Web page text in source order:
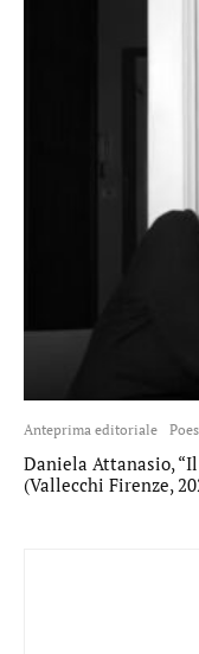
Anteprima editoriale
Daniela Attanasio,
(Vallecchi Firenze,